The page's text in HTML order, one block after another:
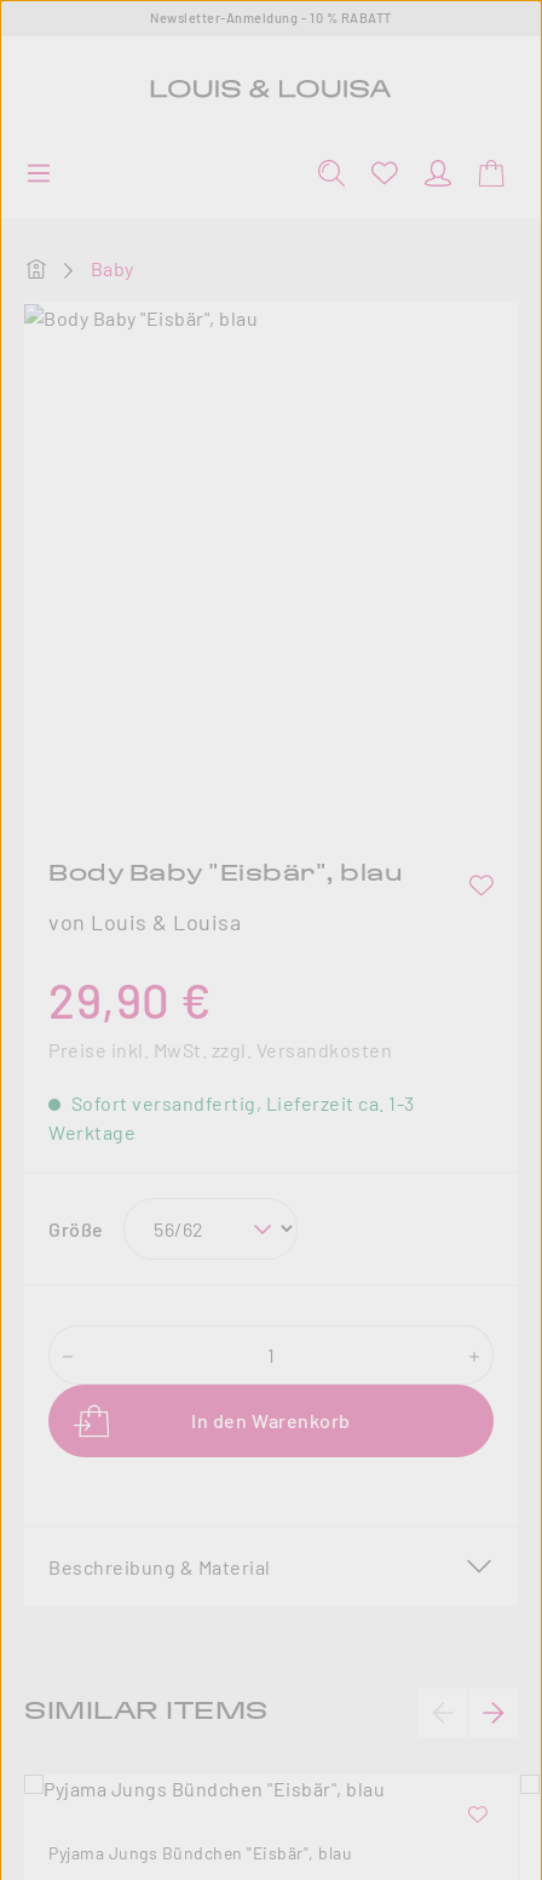
Zum Hauptinhalt springenNewsletter-Anmeldung - 10 % RABATT
Startseite
Baby
Bildergalerie überspringen
Body Baby "Eisbär", blau
von Louis & Louisa
29,90 €
Preise inkl. MwSt. zzgl. Versandkosten
Sofort versandfertig, Lieferzeit ca. 1-3
Werktage
Größe auswählen
Produkt Anzahl: Gib den gewünschten
In den Warenkorb
Beschreibung & Material
Produktgalerie überspringen
SIMILAR ITEMS
Pyjama Jungs Bündchen "Eisbär", blau